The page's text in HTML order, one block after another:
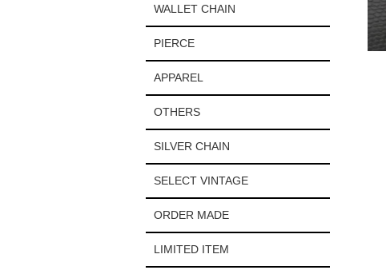
WALLET CHAIN
PIERCE
APPAREL
OTHERS
SILVER CHAIN
SELECT VINTAGE
ORDER MADE
LIMITED ITEM